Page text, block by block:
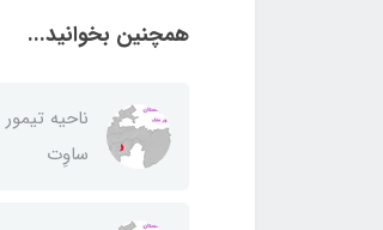
همچنین بخوانید...
ناحيه
ساوِت